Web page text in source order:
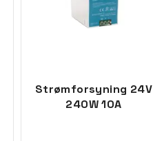
Strømforsyning 24V
240W 10A